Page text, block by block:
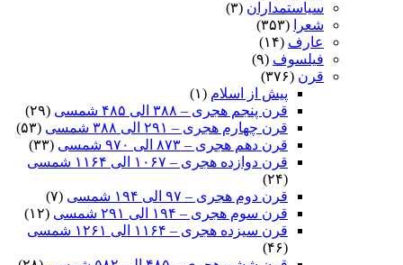
سیاستمداران (۳)
شعرا
(۳۵۳)
عارف (۱۴)
فیلسوف (۹)
قرن (۳۷۶)
پیش از اسلام (۱)
قرن پنجم هجری – ۳۸۸ الی ۴۸۵ شمسی
(۲۹)
قرن چهارم هجری – ۲۹۱ الی ۳۸۸ شمسی
(۵۳)
قرن دهم هجری – ۸۷۳ الی ۹۷۰ شمسی
(۳۳)
قرن دوازده هجری – ۱۰۶۷ الی ۱۱۶۴ شمسی
(۲۴)
قرن دوم هجری – ۹۷ الی ۱۹۴ شمسی
(۷)
قرن سوم هجری – ۱۹۴ الی ۲۹۱ شمسی
(۱۲)
قرن سیزده هجری – ۱۱۶۴ الی ۱۲۶۱ شمسی
(۴۶)